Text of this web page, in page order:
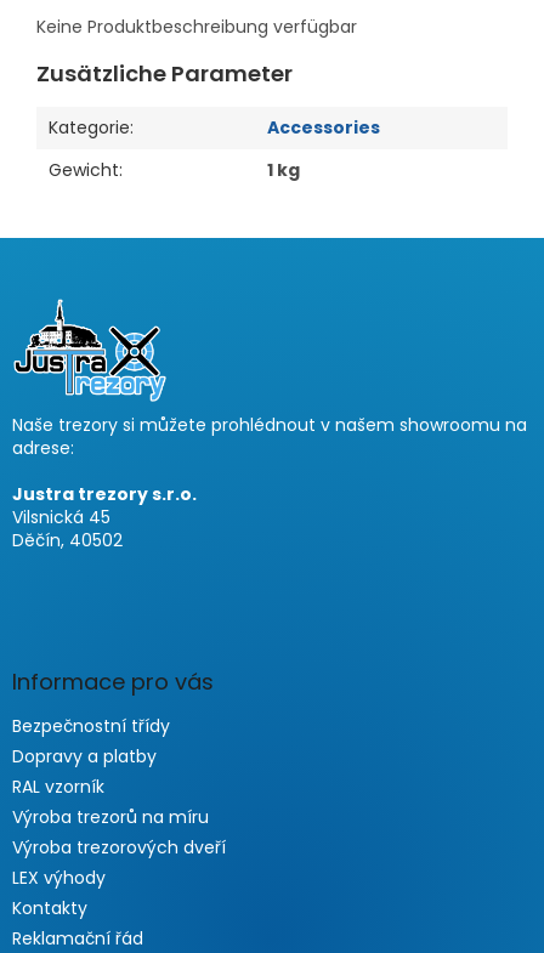
Keine Produktbeschreibung verfügbar
Zusätzliche Parameter
Kategorie:
Accessories
Gewicht: 1 kg
e
Naše trezory si můžete prohlédnout v našem showroomu na
adrese:
Justra trezory s.r.o.
Vilsnická 45
Děčín, 40502
Informace pro vás
Bezpečnostní třídy
Dopravy a platby
RAL vzorník
Výroba trezorů na míru
Výroba trezorových dveří
LEX výhody
Kontakty
Reklamační řád